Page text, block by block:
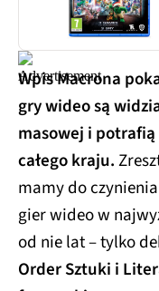
Wpis Macrona
gry wideo są
masowej i
całego kraju.
mamy do
gier wideo w
od nie lat – tylko
Order Sztuki i